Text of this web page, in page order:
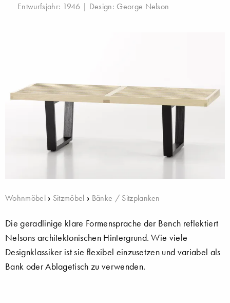
Entwurfsjahr: 1946 | Design: George Nelson
Wohnmöbel› Sitzmöbel › Bänke / Sitzplanken
Die geradlinige klare Formensprache der Bench reflektiert
Nelsons architektonischen Hintergrund. Wie viele
Designklassiker ist sie flexibel einzusetzen und variabel als
Bank oder Ablagetisch zu verwenden.